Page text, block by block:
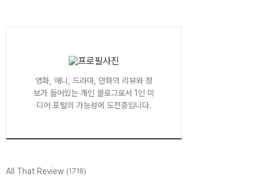
영화, 애니, 드라마, 만화의 리뷰와 정
보가 들어있는 개인 블로그로서 1인 미
디어 포털의 가능성에 도전중입니다.
All That Review (1718)